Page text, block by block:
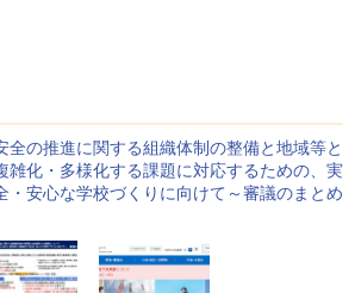
全の推進に関する組織体制の整備と地域等と
雑化・多様化する課題に対応するための、実
・安心な学校づくりに向けて～審議のまとめ